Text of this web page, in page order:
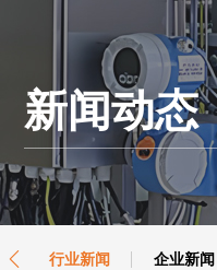
新闻动态
行业新闻 企业新闻
